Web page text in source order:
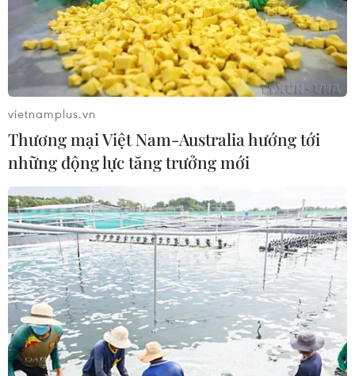
Bốn triển lãm kiến tạo cơ hội hợp tác
ngành Sơn, Giấy, Cao su, Nhựa
06/04/2023 04:40
Triển lãm thương mại quốc tế chuyên ngành Sơn, Giấy,
Cao su, Nhựa dự kiến có trên 230 doanh nghiệp đến từ
vietnamplus.vn
Thương mại Việt Nam-Australia hướng tới
những động lực tăng trưởng mới